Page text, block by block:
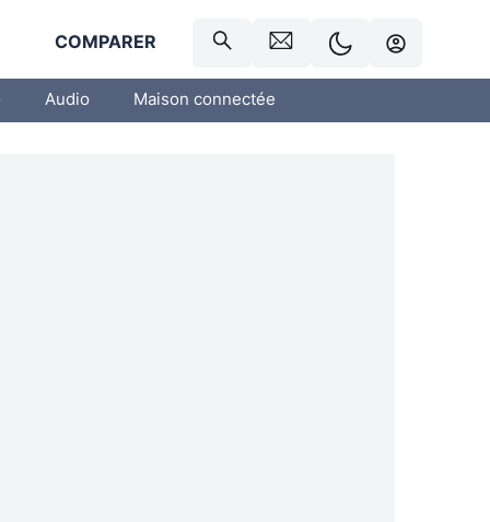
COMPARER
Audio Maison connectée